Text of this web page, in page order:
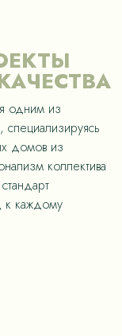
одним из
домов из
коллектива
к каждому